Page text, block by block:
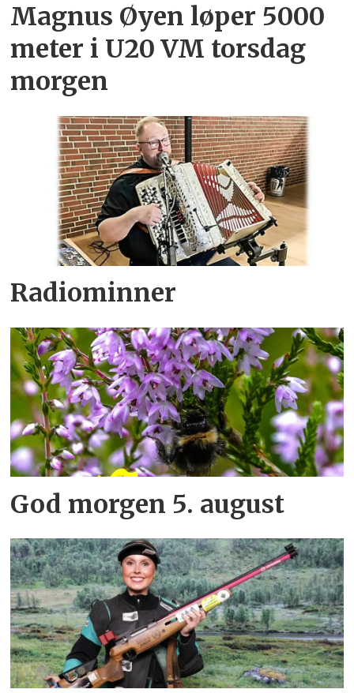
Magnus Øyen løper 5000
meter i U20 VM torsdag
morgen
Radiominner
God morgen 5. august